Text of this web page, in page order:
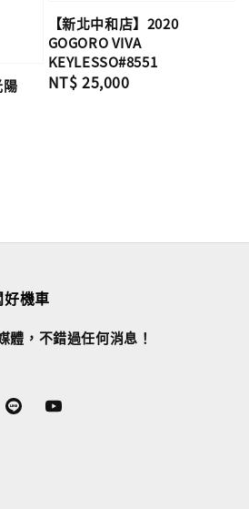
陽
【新北中和店】2020
GOGORO VIVA
KEYLESSO#8551
Regular
NT$ 25,000
機車
體，不錯過任何消息！